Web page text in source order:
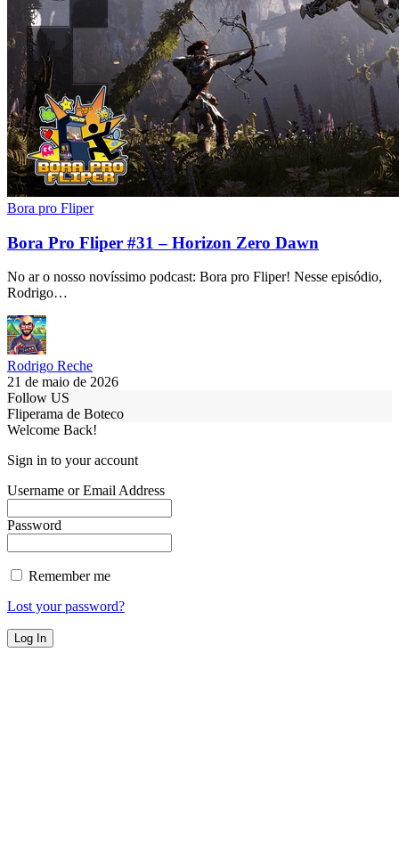
Bora pro Fliper
Bora Pro Fliper #31 – Horizon Zero Dawn
No ar o nosso novíssimo podcast: Bora pro Fliper! Nesse episódio,
Rodrigo…
Rodrigo Reche
21 de maio de 2026
Follow US
Fliperama de Boteco
Welcome Back!
Sign in to your account
Username or Email Address
Password
Remember me
Lost your password?